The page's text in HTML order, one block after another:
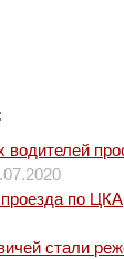
водителей
по
стали